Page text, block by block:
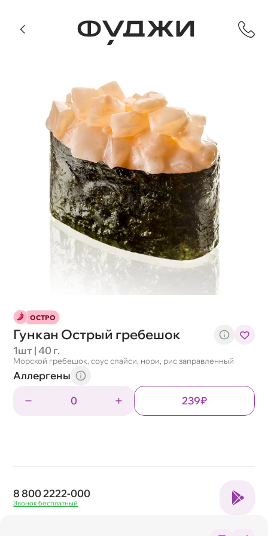
ОСТРО
Гункан Острый гребешок
1шт | 40 г.
Морской гребешок, соус спайси, нори, рис заправленный
Аллергены
0
239₽
8 800 2222-000
Звонок бесплатный